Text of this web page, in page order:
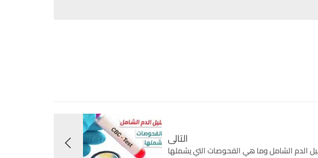
التالى
الدم الشامل وما هي الفحوصات التي يشملها